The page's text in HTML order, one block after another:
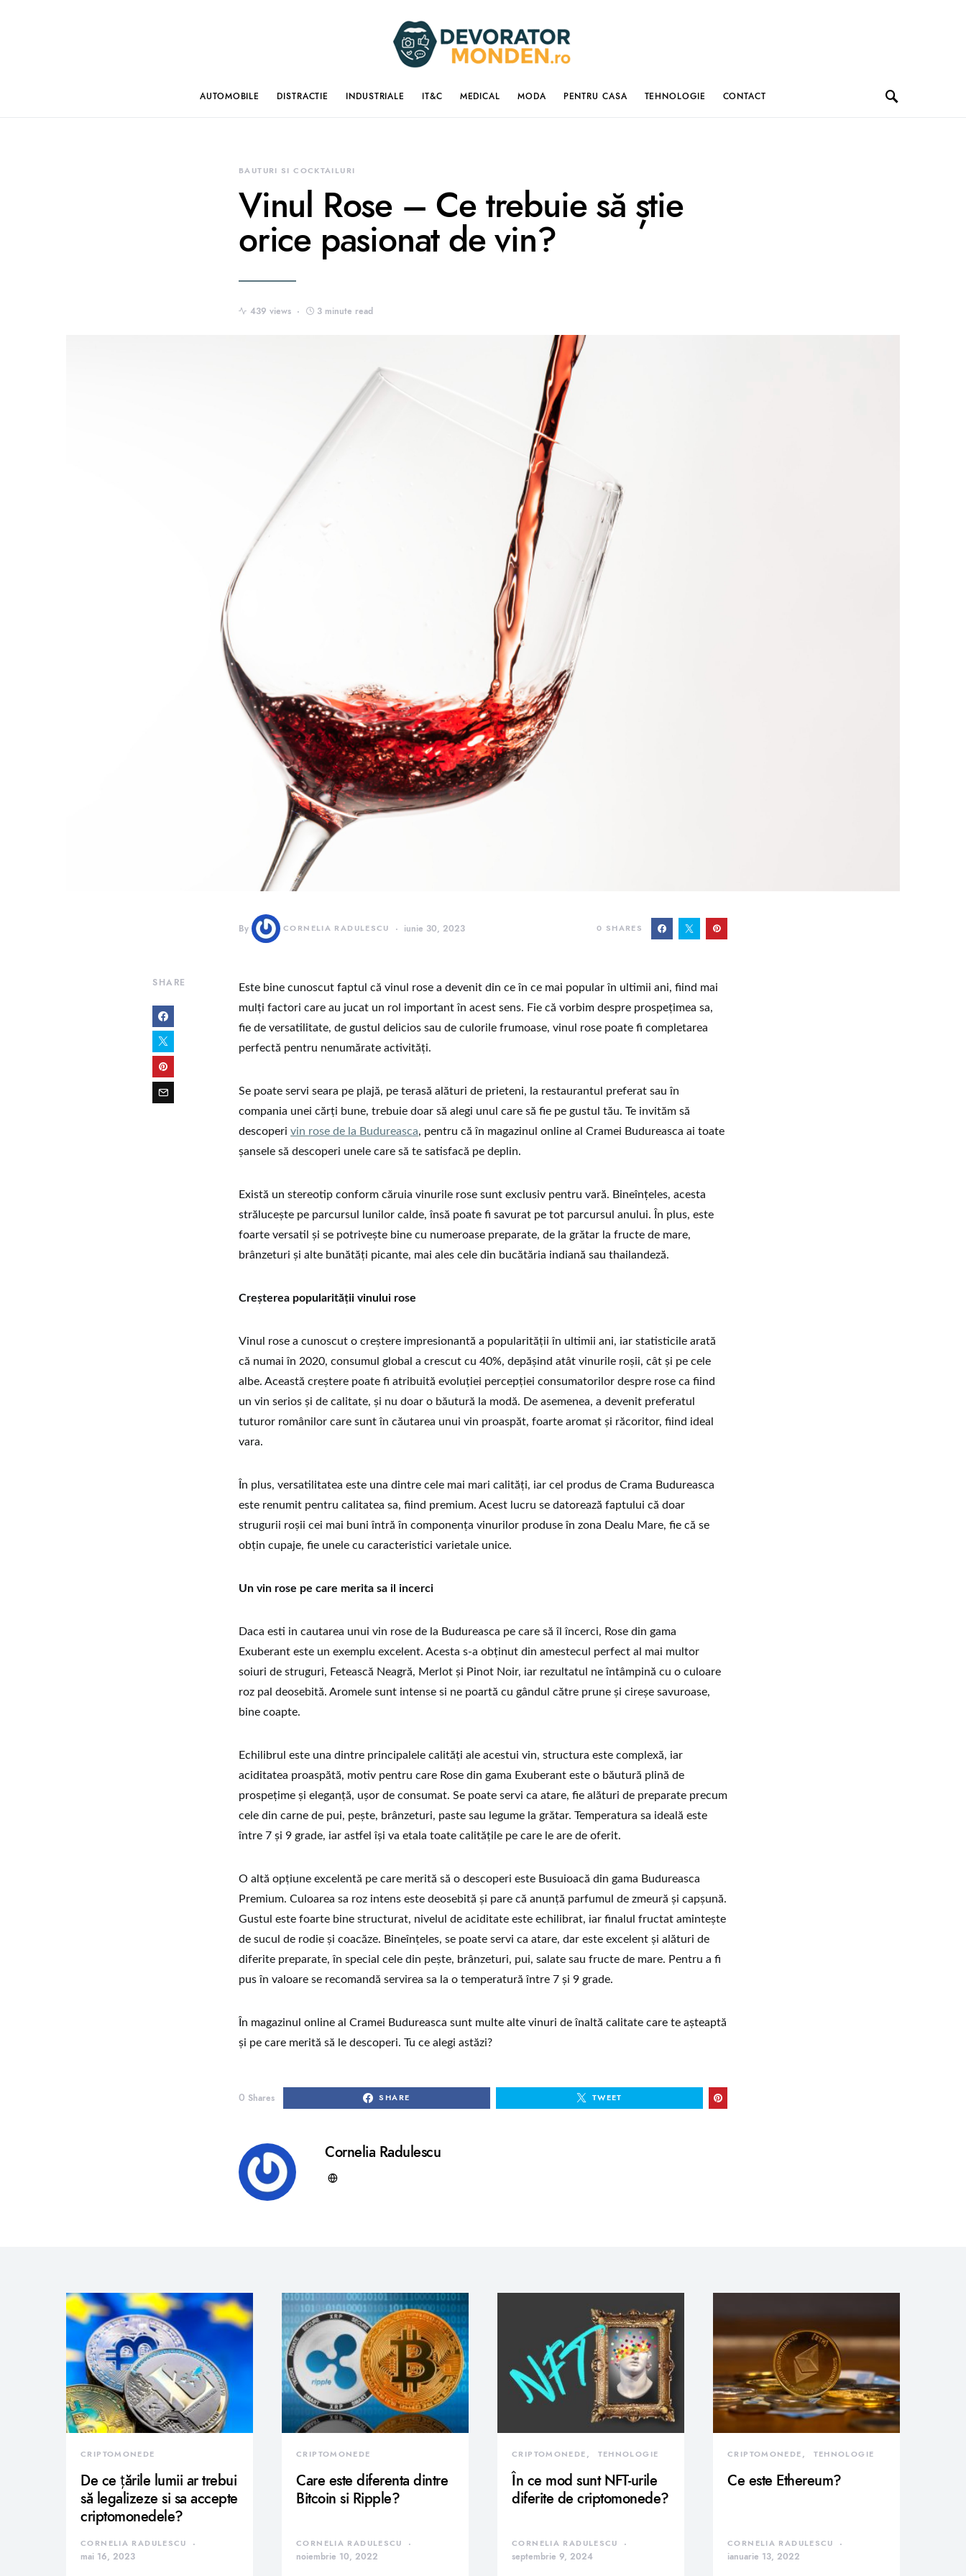
AUTOMOBILE DISTRACTIE INDUSTRIALE IT&C MEDICAL MODA PENTRU CASA TEHNOLOGIE CONTACT
BAUTURI SI COCKTAILURI
Vinul Rose – Ce trebuie să știe
orice pasionat de vin?
439 views 3 minute read
By CORNELIA RADULESCU iunie 30, 2023 0 SHARES
SHARE
Este bine cunoscut faptul că vinul rose a devenit din ce în ce mai popular în ultimii ani, fiind mai
mulți factori care au jucat un rol important în acest sens. Fie că vorbim despre prospețimea sa,
fie de versatilitate, de gustul delicios sau de culorile frumoase, vinul rose poate fi completarea
perfectă pentru nenumărate activități.
Se poate servi seara pe plajă, pe terasă alături de prieteni, la restaurantul preferat sau în
compania unei cărți bune, trebuie doar să alegi unul care să fie pe gustul tău. Te invităm să
descoperi vin rose de la Budureasca, pentru că în magazinul online al Cramei Budureasca ai toate
șansele să descoperi unele care să te satisfacă pe deplin.
Există un stereotip conform căruia vinurile rose sunt exclusiv pentru vară. Bineînțeles, acesta
strălucește pe parcursul lunilor calde, însă poate fi savurat pe tot parcursul anului. În plus, este
foarte versatil și se potrivește bine cu numeroase preparate, de la grătar la fructe de mare,
brânzeturi și alte bunătăți picante, mai ales cele din bucătăria indiană sau thailandeză.
Creșterea popularității vinului rose
Vinul rose a cunoscut o creștere impresionantă a popularității în ultimii ani, iar statisticile arată
că numai în 2020, consumul global a crescut cu 40%, depășind atât vinurile roșii, cât și pe cele
albe. Această creștere poate fi atribuită evoluției percepției consumatorilor despre rose ca fiind
un vin serios și de calitate, și nu doar o băutură la modă. De asemenea, a devenit preferatul
tuturor românilor care sunt în căutarea unui vin proaspăt, foarte aromat și răcoritor, fiind ideal
vara.
În plus, versatilitatea este una dintre cele mai mari calități, iar cel produs de Crama Budureasca
este renumit pentru calitatea sa, fiind premium. Acest lucru se datorează faptului că doar
strugurii roșii cei mai buni întră în componența vinurilor produse în zona Dealu Mare, fie că se
obțin cupaje, fie unele cu caracteristici varietale unice.
Un vin rose pe care merita sa il incerci
Daca esti in cautarea unui vin rose de la Budureasca pe care să îl încerci, Rose din gama
Exuberant este un exemplu excelent. Acesta s-a obținut din amestecul perfect al mai multor
soiuri de struguri, Fetească Neagră, Merlot și Pinot Noir, iar rezultatul ne întâmpină cu o culoare
roz pal deosebită. Aromele sunt intense si ne poartă cu gândul către prune și cireșe savuroase,
bine coapte.
Echilibrul este una dintre principalele calități ale acestui vin, structura este complexă, iar
aciditatea proaspătă, motiv pentru care Rose din gama Exuberant este o băutură plină de
prospețime și eleganță, ușor de consumat. Se poate servi ca atare, fie alături de preparate precum
cele din carne de pui, pește, brânzeturi, paste sau legume la grătar. Temperatura sa ideală este
între 7 și 9 grade, iar astfel își va etala toate calitățile pe care le are de oferit.
O altă opțiune excelentă pe care merită să o descoperi este Busuioacă din gama Budureasca
Premium. Culoarea sa roz intens este deosebită și pare că anunță parfumul de zmeură și capșună.
Gustul este foarte bine structurat, nivelul de aciditate este echilibrat, iar finalul fructat amintește
de sucul de rodie și coacăze. Bineînțeles, se poate servi ca atare, dar este excelent și alături de
diferite preparate, în special cele din pește, brânzeturi, pui, salate sau fructe de mare. Pentru a fi
pus în valoare se recomandă servirea sa la o temperatură între 7 și 9 grade.
În magazinul online al Cramei Budureasca sunt multe alte vinuri de înaltă calitate care te așteaptă
și pe care merită să le descoperi. Tu ce alegi astăzi?
0 Shares SHARE TWEET
Cornelia Radulescu
CRIPTOMONEDE
De ce țările lumii ar trebui
să legalizeze si sa accepte
criptomonedele?
CORNELIA RADULESCU
mai 16, 2023
CRIPTOMONEDE
Care este diferenta dintre
Bitcoin si Ripple?
CORNELIA RADULESCU
noiembrie 10, 2022
CRIPTOMONEDE TEHNOLOGIE
În ce mod sunt NFT-urile
diferite de criptomonede?
CORNELIA RADULESCU
septembrie 9, 2024
CRIPTOMONEDE TEHNOLOGIE
Ce este Ethereum?
CORNELIA RADULESCU
ianuarie 13, 2022